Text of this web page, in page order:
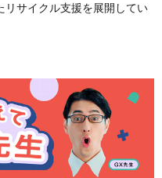
リサイクル支援を展開してい